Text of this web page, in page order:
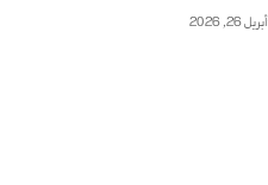
أبريل 26, 2026